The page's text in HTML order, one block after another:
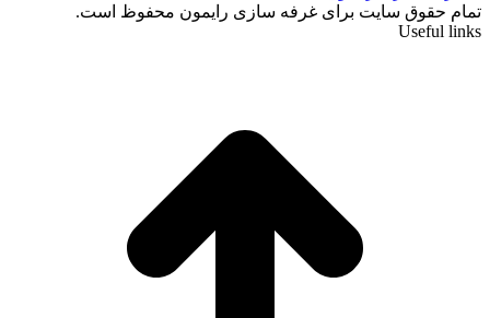
تمام حقوق سایت برای غرفه سازی رایمون محفوظ است.
Useful links